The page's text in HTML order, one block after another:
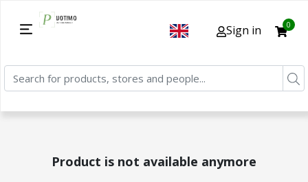
Sign in 0
Product is not available anymore